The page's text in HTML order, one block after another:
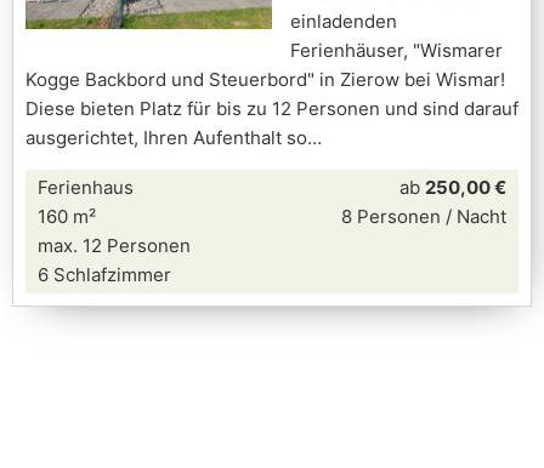
einladenden
Ferienhäuser, "Wismarer
Kogge Backbord und Steuerbord" in Zierow bei Wismar!
Diese bieten Platz für bis zu 12 Personen und sind darauf
ausgerichtet, Ihren Aufenthalt so
Ferienhaus
160 m²
max. 12 Personen
6 Schlafzimmer
ab 250,00 €
8 Personen / Nacht